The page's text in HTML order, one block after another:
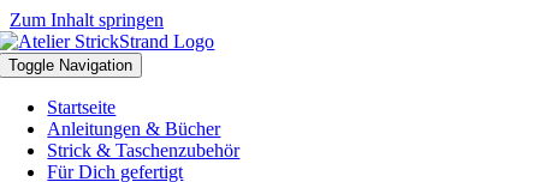
Zum Inhalt springen
Toggle Navigation
Startseite
Anleitungen & Bücher
Strick & Taschenzubehör
Für Dich gefertigt